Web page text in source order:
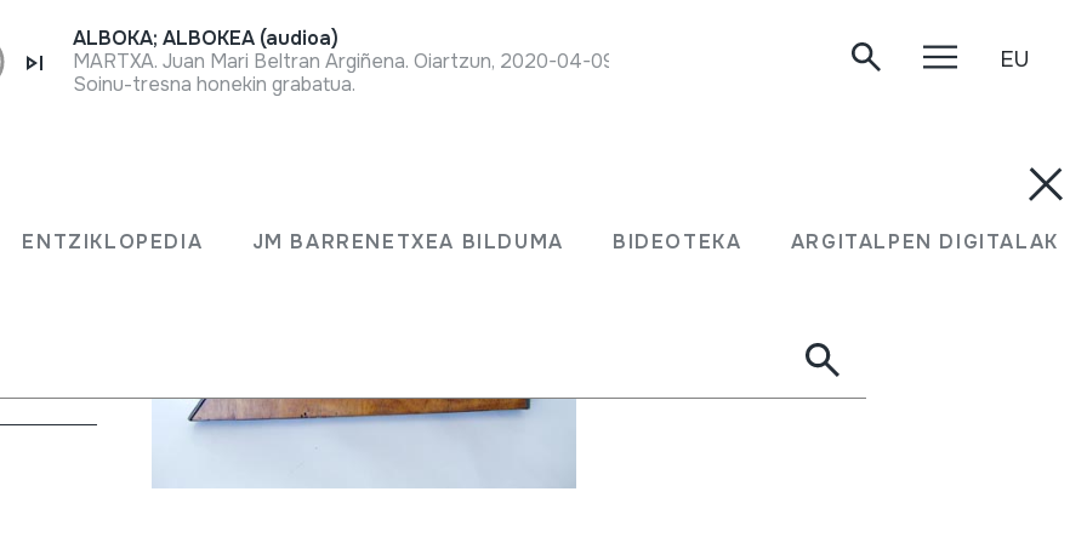
ENTZIKLOPEDIA JM BARRENETXEA BILDUMA BIDEOTEKA ARGITALPEN DIGITALAK
ALBOKA; ALBOKEA (audioa)
MARTXA. Juan Mari Beltran Argiñena. Oiartzun, 2020-04-09.
Soinu-tresna honekin grabatua.
EU
puaz)